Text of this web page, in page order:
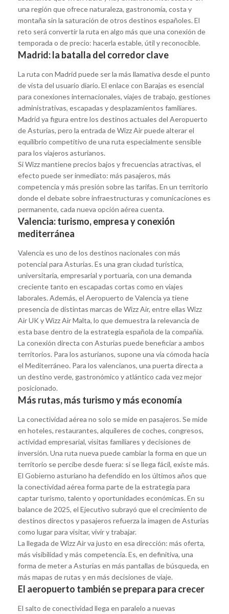
una región que ofrece naturaleza, gastronomía, costa y
montaña sin la saturación de otros destinos españoles. El
reto será convertir la ruta en algo más que una conexión de
temporada o de precio: hacerla estable, útil y reconocible.
Madrid: la batalla del corredor clave
La ruta con Madrid puede ser la más llamativa desde el punto
de vista del usuario diario. El enlace con Barajas es esencial
para conexiones internacionales, viajes de trabajo, gestiones
administrativas, escapadas y desplazamientos familiares.
Madrid ya figura entre los destinos actuales del Aeropuerto
de Asturias, pero la entrada de Wizz Air puede alterar el
equilibrio competitivo de una ruta especialmente sensible
para los viajeros asturianos.
Si Wizz mantiene precios bajos y frecuencias atractivas, el
efecto puede ser inmediato: más pasajeros, más
competencia y más presión sobre las tarifas. En un territorio
donde el debate sobre infraestructuras y comunicaciones es
permanente, cada nueva opción aérea cuenta.
Valencia: turismo, empresa y conexión
mediterránea
Valencia es uno de los destinos nacionales con más
potencial para Asturias. Es una gran ciudad turística,
universitaria, empresarial y portuaria, con una demanda
creciente tanto en escapadas cortas como en viajes
laborales. Además, el Aeropuerto de Valencia ya tiene
presencia de distintas marcas de Wizz Air, entre ellas Wizz
Air UK y Wizz Air Malta, lo que demuestra la relevancia de
esta base dentro de la estrategia española de la compañía.
La conexión directa con Asturias puede beneficiar a ambos
territorios. Para los asturianos, supone una vía cómoda hacia
el Mediterráneo. Para los valencianos, una puerta directa a
un destino verde, gastronómico y atlántico cada vez mejor
posicionado.
Más rutas, más turismo y más economía
La conectividad aérea no solo se mide en pasajeros. Se mide
en hoteles, restaurantes, alquileres de coches, congresos,
actividad empresarial, visitas familiares y decisiones de
inversión. Una ruta nueva puede cambiar la forma en que un
territorio se percibe desde fuera: si se llega fácil, existe más.
El Gobierno asturiano ha defendido en los últimos años que
la conectividad aérea forma parte de la estrategia para
captar turismo, talento y oportunidades económicas. En su
balance de 2025, el Ejecutivo subrayó que el crecimiento de
destinos directos y pasajeros refuerza la imagen de Asturias
como lugar para visitar, vivir y trabajar.
La llegada de Wizz Air va justo en esa dirección: más oferta,
más visibilidad y más competencia. Es, en definitiva, una
forma de meter a Asturias en más pantallas de búsqueda, en
más mapas de rutas y en más decisiones de viaje.
El aeropuerto también se prepara para crecer
El salto de conectividad llega en paralelo a nuevas